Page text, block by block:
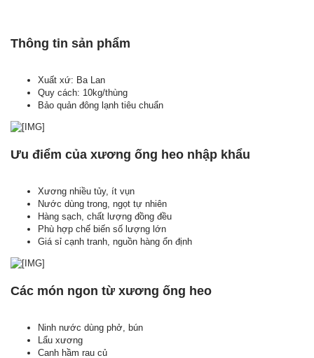
Thông tin sản phẩm
Xuất xứ: Ba Lan
Quy cách: 10kg/thùng
Bảo quản đông lạnh tiêu chuẩn
Ưu điểm của xương ống heo nhập khẩu
Xương nhiều tủy, ít vụn
Nước dùng trong, ngọt tự nhiên
Hàng sạch, chất lượng đồng đều
Phù hợp chế biến số lượng lớn
Giá sỉ cạnh tranh, nguồn hàng ổn định
Các món ngon từ xương ống heo
Ninh nước dùng phở, bún
Lẩu xương
Canh hầm rau củ